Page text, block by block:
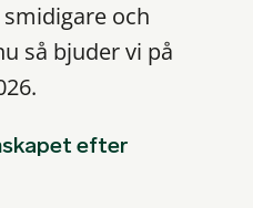
och
så bjuder vi på
efter